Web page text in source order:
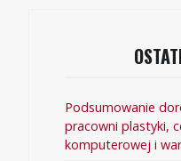
Podsumowanie
pracowni plastyki,
komputerowej i